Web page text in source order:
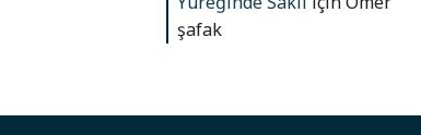
şafak